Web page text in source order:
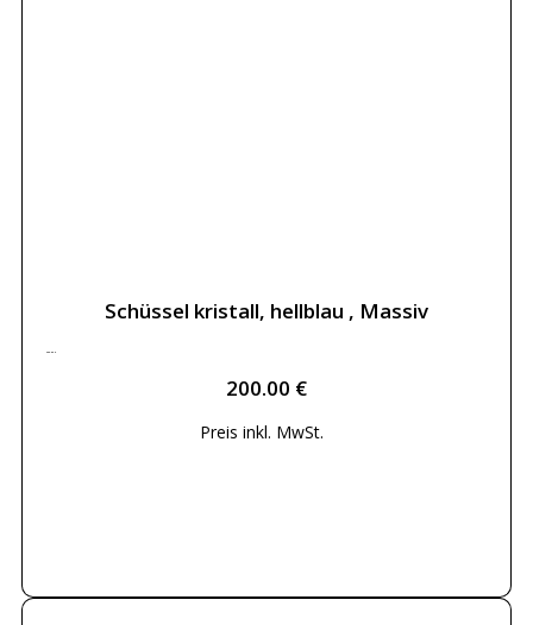
Schüssel kristall, hellblau , Massiv
200.00 €
200.00 €
Preis inkl. MwSt.